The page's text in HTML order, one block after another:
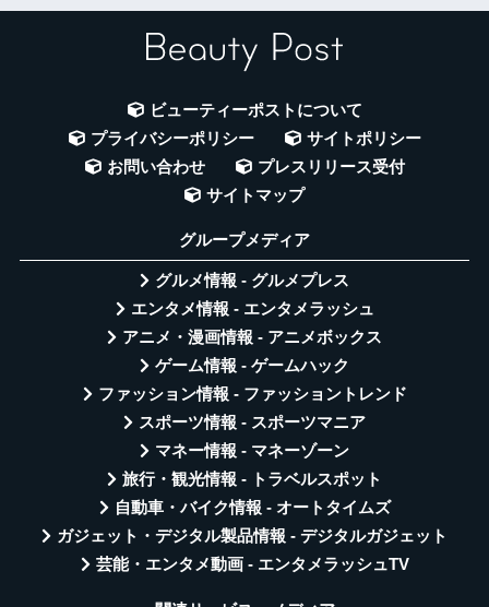
ビューティーポストについて
プライバシーポリシー
サイトポリシー
お問い合わせ
プレスリリース受付
サイトマップ
グループメディア
グルメ情報 - グルメプレス
エンタメ情報 - エンタメラッシュ
アニメ・漫画情報 - アニメボックス
ゲーム情報 - ゲームハック
ファッション情報 - ファッショントレンド
スポーツ情報 - スポーツマニア
マネー情報 - マネーゾーン
旅行・観光情報 - トラベルスポット
自動車・バイク情報 - オートタイムズ
ガジェット・デジタル製品情報 - デジタルガジェット
芸能・エンタメ動画 - エンタメラッシュTV